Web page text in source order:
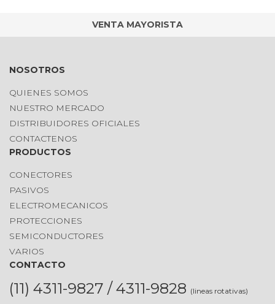
VENTA MAYORISTA
NOSOTROS
QUIENES SOMOS
NUESTRO MERCADO
DISTRIBUIDORES OFICIALES
CONTACTENOS
PRODUCTOS
CONECTORES
PASIVOS
ELECTROMECANICOS
PROTECCIONES
SEMICONDUCTORES
VARIOS
CONTACTO
(11) 4311-9827 / 4311-9828 (lineas rotativas)